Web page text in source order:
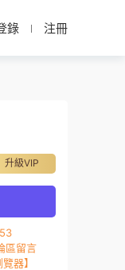
錄 注冊
升級VIP
區留言
器】